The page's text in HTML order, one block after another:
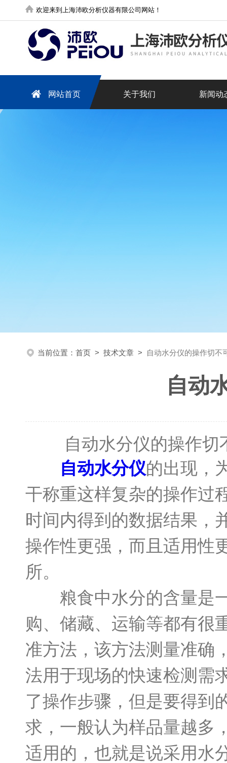
欢迎来到上海沛欧分析仪器有限公司网站！
网站首页 关于我们 新闻动
当前位置： 首页 > 技术文章 > 自动水分仪的操作切不
自动
自动水分仪的操作切
自动水分仪的出现，
干称重这样复杂的操作过
时间内得到的数据结果，
操作性更强，而且适用性
所。
粮食中水分的含量是一
购、储藏、运输等都有很
准方法，该方法测量准确
法用于现场的快速检测需
了操作步骤，但是要得到
求，一般认为样品量越多
适用的，也就是说采用水